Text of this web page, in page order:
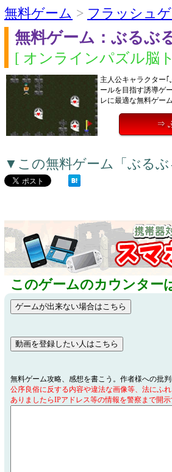
無料ゲーム > フラッシュ
無料ゲーム：ぶるぶ
[ オンラインパズル脳
主人公キャラクター
ールを目指す誘導ゲ
レに最適な無料ゲー
⇒
▼この無料ゲーム「ぶる
このゲームのカウンター
無料ゲーム攻略、感想を書こう。作者様への批判
公序良俗に反する内容や違法な画像等、法にふ
ありましたらIPアドレス等の情報を警察まで開